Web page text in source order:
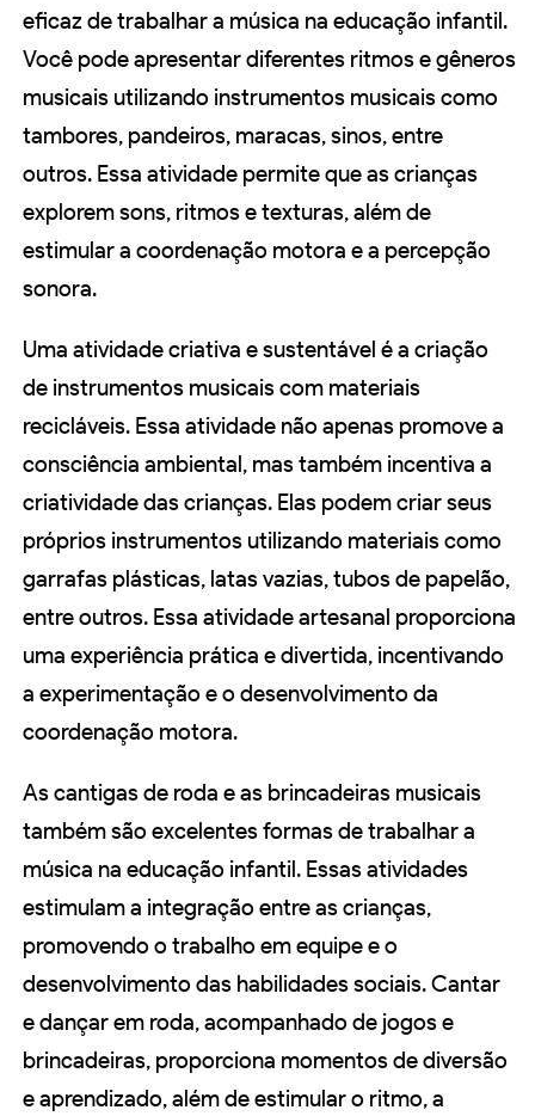
eficaz de trabalhar a música na educação infantil.
Você pode apresentar diferentes ritmos e gêneros
musicais utilizando instrumentos musicais como
tambores, pandeiros, maracas, sinos, entre
outros. Essa atividade permite que as crianças
explorem sons, ritmos e texturas, além de
estimular a coordenação motora e a percepção
sonora.
Uma atividade criativa e sustentável é a criação
de instrumentos musicais com materiais
recicláveis. Essa atividade não apenas promove a
consciência ambiental, mas também incentiva a
criatividade das crianças. Elas podem criar seus
próprios instrumentos utilizando materiais como
garrafas plásticas, latas vazias, tubos de papelão,
entre outros. Essa atividade artesanal proporciona
uma experiência prática e divertida, incentivando
a experimentação e o desenvolvimento da
coordenação motora.
As cantigas de roda e as brincadeiras musicais
também são excelentes formas de trabalhar a
música na educação infantil. Essas atividades
estimulam a integração entre as crianças,
promovendo o trabalho em equipe e o
desenvolvimento das habilidades sociais. Cantar
e dançar em roda, acompanhado de jogos e
brincadeiras, proporciona momentos de diversão
e aprendizado, além de estimular o ritmo, a